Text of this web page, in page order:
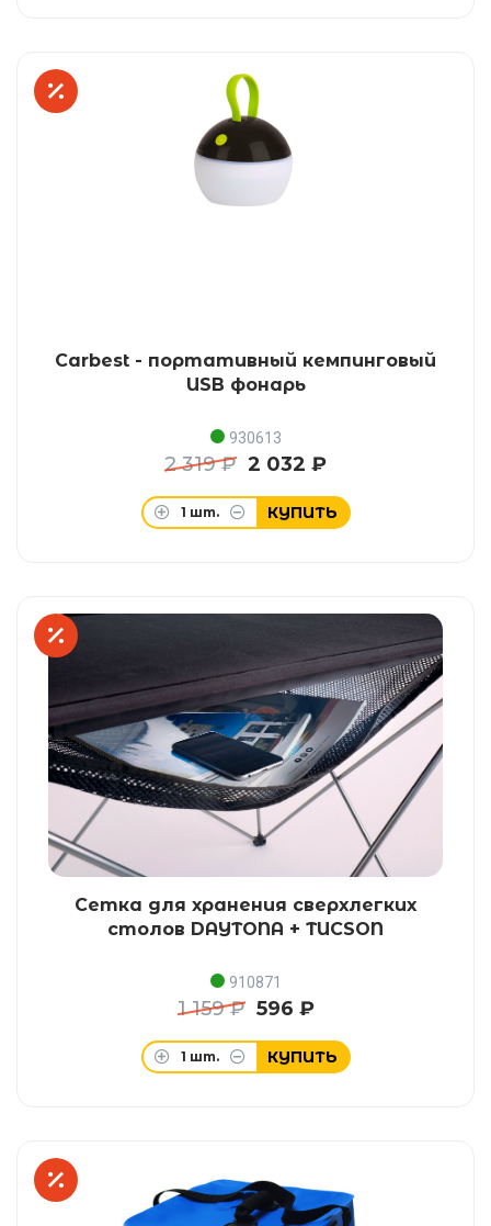
Carbest - портативный кемпинговый
USB фонарь
930613
2 319 ₽ 2 032 ₽
1 шт. КУПИТЬ
Сетка для хранения сверхлегких
столов DAYTONA + TUCSON
910871
1 159 ₽ 596 ₽
1 шт. КУПИТЬ